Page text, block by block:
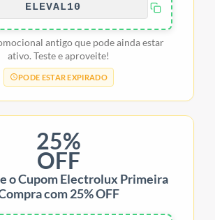
ELEVAL10
antigo que pode ainda estar
ativo. Teste e aproveite!
PODE ESTAR EXPIRADO
25%
OFF
o Cupom Electrolux Primeira
com 25% OFF